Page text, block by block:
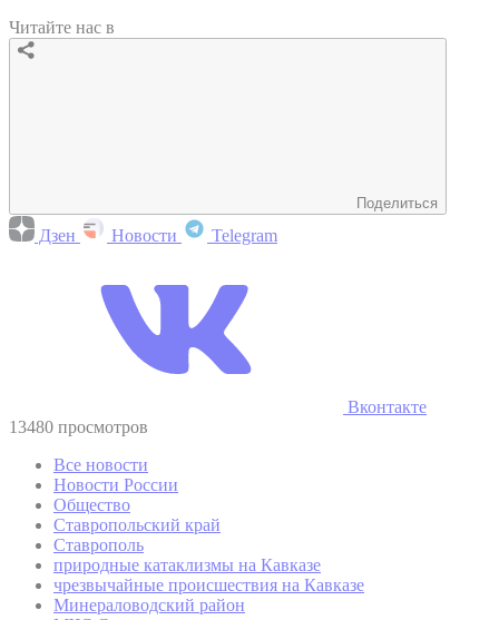
Читайте нас в
Поделиться
Дзен Новости Telegram
Вконтакте
13480 просмотров
Все новости
Новости России
Общество
Ставропольский край
Ставрополь
природные катаклизмы на Кавказе
чрезвычайные происшествия на Кавказе
Минераловодский район